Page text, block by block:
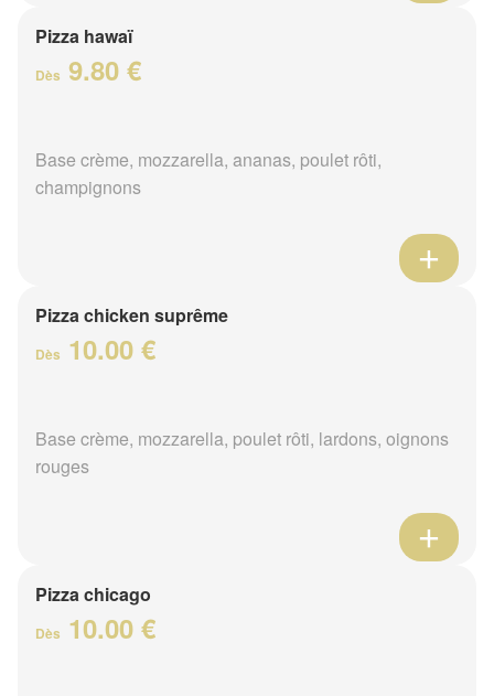
Pizza hawaï
Dès 9.80 €
Base crème, mozzarella, ananas, poulet rôti,
champignons
Pizza chicken suprême
Dès 10.00 €
Base crème, mozzarella, poulet rôti, lardons, oignons
rouges
Pizza chicago
Dès 10.00 €